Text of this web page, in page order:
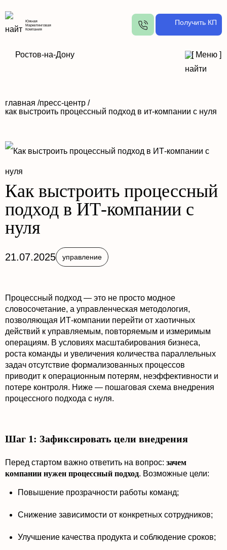
Южная
Маркетинговая
Компания
Получить КП
Ростов-на-Дону [ Меню ]
главная /пресс-центр /
как выстроить процессный подход в ит-компании с нуля
Как выстроить процессный
подход в ИТ-компании с
нуля
21.07.2025 управление
Процессный подход — это не просто модное
словосочетание, а управленческая методология,
позволяющая ИТ-компании перейти от хаотичных
действий к управляемым, повторяемым и измеримым
операциям. В условиях масштабирования бизнеса,
роста команды и увеличения количества параллельных
задач отсутствие формализованных процессов
приводит к операционным потерям, неэффективности и
потере контроля. Ниже — пошаговая схема внедрения
процессного подхода с нуля.
Шаг 1: Зафиксировать цели внедрения
Перед стартом важно ответить на вопрос: зачем
компании нужен процессный подход. Возможные цели:
Повышение прозрачности работы команд;
Снижение зависимости от конкретных сотрудников;
Улучшение качества продукта и соблюдение сроков;